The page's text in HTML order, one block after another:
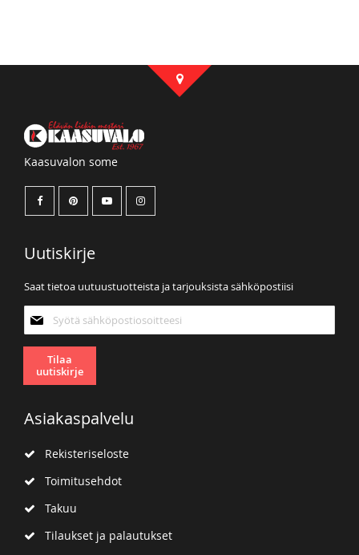
Kaasuvalon some
Uutiskirje
Saat tietoa uutuustuotteista ja tarjouksista sähköpostiisi
uutiskirjeemme:
Tilaa
uutiskirje
Asiakaspalvelu
Rekisteriseloste
Toimitusehdot
Takuu
Tilaukset ja palautukset